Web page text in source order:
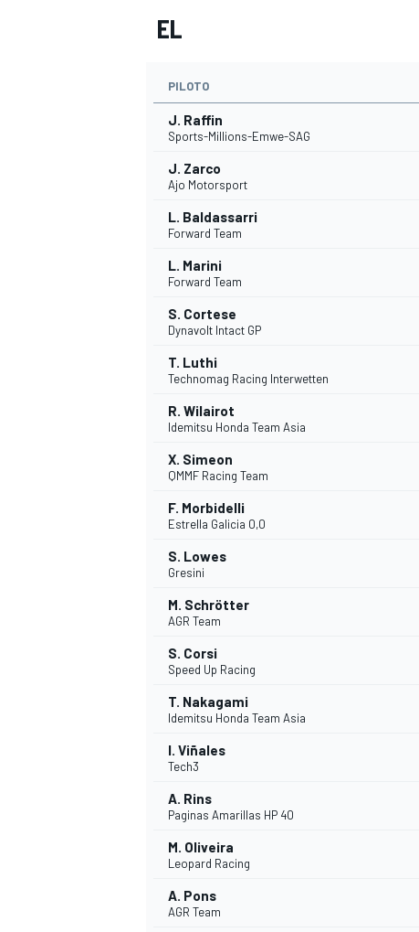
WEC
EL
PILOTO
J. Raffin
Sports-Millions-Emwe-SAG
J. Zarco
Ajo Motorsport
L. Baldassarri
Forward Team
L. Marini
Forward Team
S. Cortese
Dynavolt Intact GP
T. Luthi
Technomag Racing Interwetten
R. Wilairot
Idemitsu Honda Team Asia
X. Simeon
QMMF Racing Team
F. Morbidelli
Estrella Galicia 0,0
S. Lowes
Gresini
M. Schrötter
AGR Team
S. Corsi
Speed Up Racing
T. Nakagami
Idemitsu Honda Team Asia
I. Viñales
Tech3
A. Rins
Paginas Amarillas HP 40
M. Oliveira
Leopard Racing
A. Pons
AGR Team